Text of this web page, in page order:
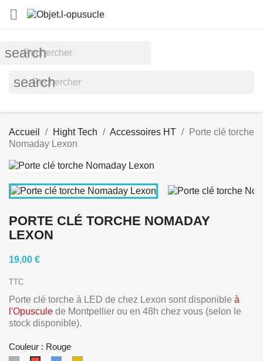

search
search
Accueil Hight Tech Accessoires HT
Porte clé torche
Nomaday Lexon
PORTE CLÉ TORCHE NOMADAY
LEXON
19,00 €
TTC
Porte clé torche à LED de chez Lexon sont disponible à
l'Opuscule de Montpellier ou en 48h chez vous (selon le
stock disponible).
Couleur : Rouge